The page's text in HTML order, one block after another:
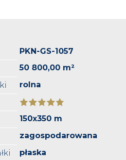
PKN-GS-1057
50 800,00 m²
rolna
150x350 m
zagospodarowana
płaska